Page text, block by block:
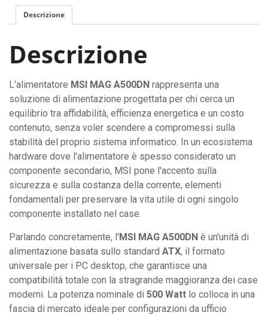
Watt:
energia
ed
efficiente
per
computer.
quantità
Descrizione
Descrizione
L'alimentatore MSI MAG A500DN rappresenta una
soluzione di alimentazione progettata per chi cerca un
equilibrio tra affidabilità, efficienza energetica e un costo
contenuto, senza voler scendere a compromessi sulla
stabilità del proprio sistema informatico. In un ecosistema
hardware dove l'alimentatore è spesso considerato un
componente secondario, MSI pone l'accento sulla
sicurezza e sulla costanza della corrente, elementi
fondamentali per preservare la vita utile di ogni singolo
componente installato nel case.
Parlando concretamente, l'MSI MAG A500DN è un'unità di
alimentazione basata sullo standard ATX, il formato
universale per i PC desktop, che garantisce una
compatibilità totale con la stragrande maggioranza dei case
moderni. La potenza nominale di 500 Watt lo colloca in una
fascia di mercato ideale per configurazioni da ufficio